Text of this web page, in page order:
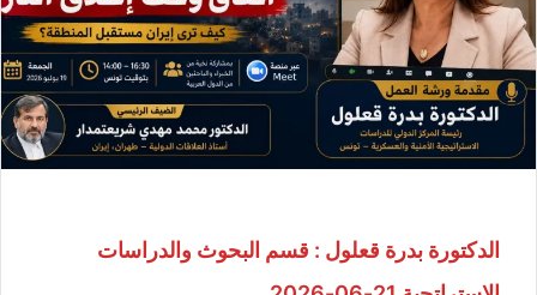
الدكتورة بدرة قعلول : قسم البحوث والدراسات